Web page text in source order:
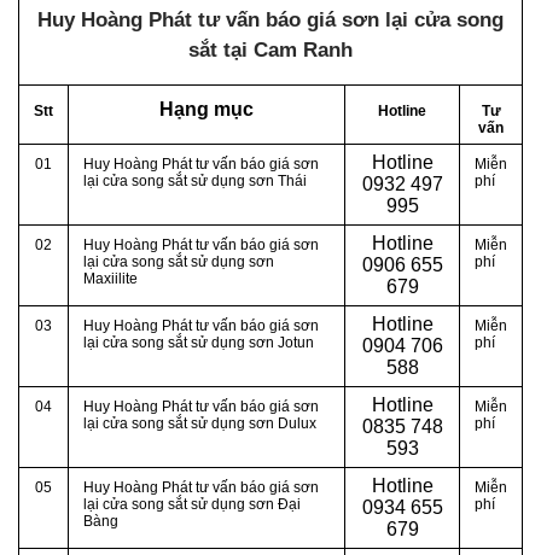
Huy Hoàng Phát tư vấn báo giá sơn lại cửa song
sắt tại Cam Ranh
Stt Hạng mục Hotline
Tư
vấn
01
Huy Hoàng Phát tư vấn báo giá sơn
lại cửa song sắt sử dụng sơn Thái
Hotline
0932 497
995
Miễn
phí
02
Huy Hoàng Phát tư vấn báo giá sơn
lại cửa song sắt sử dụng sơn
Maxiilite
Hotline
0906 655
679
Miễn
phí
03
Huy Hoàng Phát tư vấn báo giá sơn
lại cửa song sắt sử dụng sơn Jotun
Hotline
0904 706
588
Miễn
phí
04
Huy Hoàng Phát tư vấn báo giá sơn
lại cửa song sắt sử dụng sơn Dulux
Hotline
0835 748
593
Miễn
phí
05
Huy Hoàng Phát tư vấn báo giá sơn
lại cửa song sắt sử dụng sơn Đại
Bàng
Hotline
0934 655
679
Miễn
phí